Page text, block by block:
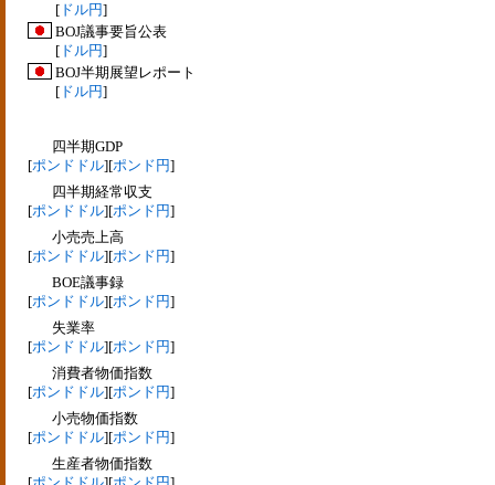
[ ドル円]
BOJ議事要旨公表
[ ドル円]
BOJ半期展望レポート
[ ドル円]
四半期GDP
[ポンドドル][ポンド円]
四半期経常収支
[ポンドドル][ポンド円]
小売売上高
[ポンドドル][ポンド円]
BOE議事録
[ポンドドル][ポンド円]
失業率
[ポンドドル][ポンド円]
消費者物価指数
[ポンドドル][ポンド円]
小売物価指数
[ポンドドル][ポンド円]
生産者物価指数